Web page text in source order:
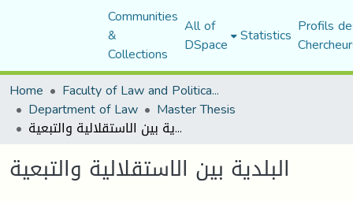
Communities
&
Collections
All of
DSpace Statistics Profils
Home
Faculty of Law and Political Science
Department of Law Master Thesis
البلدية بين الاستقلالية والتبعية
البلدية بين الاستقلالية والتبعية